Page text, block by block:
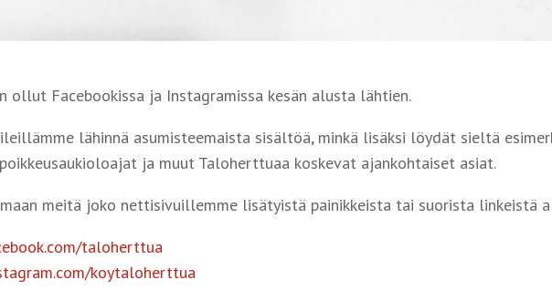
ollut Facebookissa ja Instagramissa kesän alusta lähtien.
lähinnä asumisteemaista sisältöä, minkä lisäksi löydät sieltä
ja muut Taloherttuaa koskevat ajankohtaiset asiat.
meitä joko nettisivuillemme lisätyistä painikkeista tai suorista linkeistä
taloherttua
koytaloherttua